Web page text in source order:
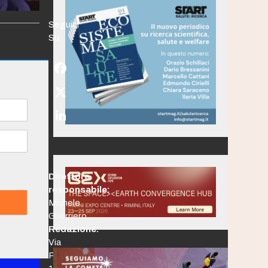
Seguici
Su:
Facebook
Twitter
(deprecated)
LinkedIn
Direttore
responsabile:
Michele
Guerriero
Redazione:
Via
Po,